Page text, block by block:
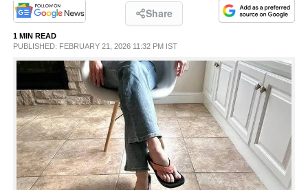
PHOTOS
LIFESTYLE
SPIRITUAL
INFO+
ART
Share
1 MIN READ
PUBLISHED: FEBRUARY 21, 2026 11:32 PM IST